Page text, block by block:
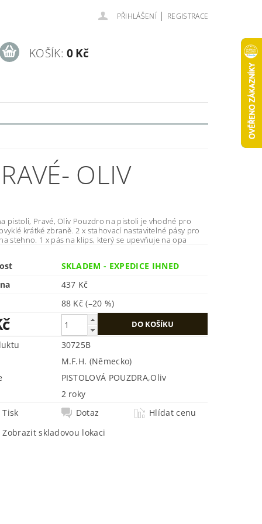
PŘIHLÁŠENÍ | REGISTRACE
KOŠÍK: 0 Kč
OLIV
Oliv Pouzdro na pistoli je vhodné pro
krátké zbraně. 2 x stahovací nastavitelné pásy pro
upevnění na stehno. 1 x pás na klips, který se upevňuje na opa
SKLADEM - EXPEDICE IHNED
437 Kč
88 Kč(–20 %)
30725B
M.F.H. (Německo)
PISTOLOVÁ POUZDRA,Oliv
2 roky
Tisk
Dotaz
Hlídat cenu
Zobrazit skladovou lokaci